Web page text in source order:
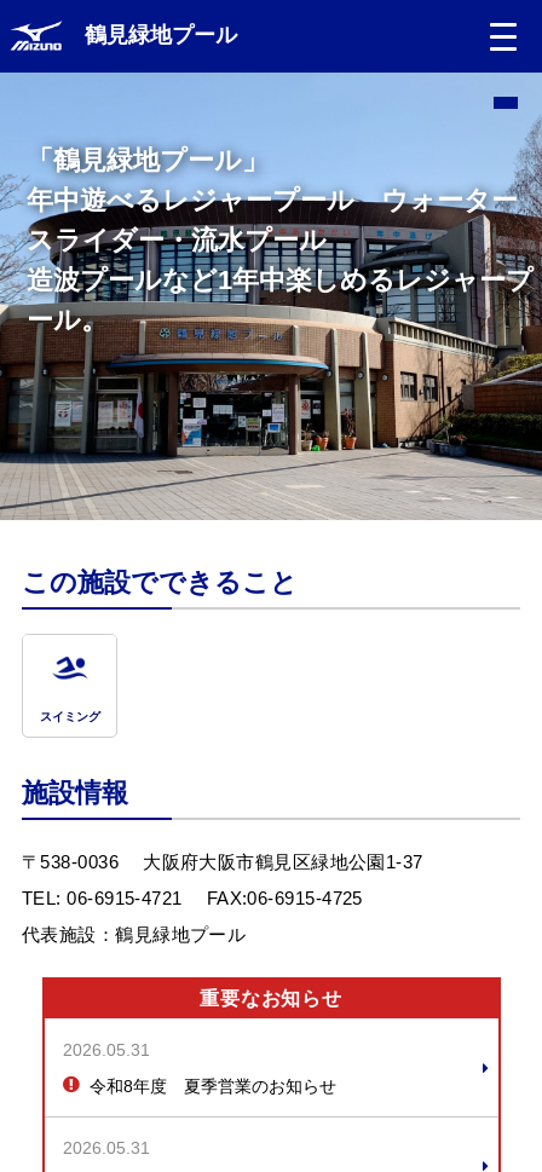
鶴見緑地プール
日本語
English
中文（簡体）
中文（繁体）
한글
Portugues
お忘れ物問合せ登録
Webアクセシビリティについて
「鶴見緑地プール」
年中遊べるレジャープール ウォーター
スライダー・流水プール
造波プールなど1年中楽しめるレジャープ
ール。
この施設でできること
スイミング
施設情報
〒538-0036
大阪府大阪市鶴見区緑地公園1-37
TEL:06-6915-4721
FAX:06-6915-4725
代表施設：鶴見緑地プール
重要なお知らせ
2026.05.31
令和8年度 夏季営業のお知らせ
2026.05.31